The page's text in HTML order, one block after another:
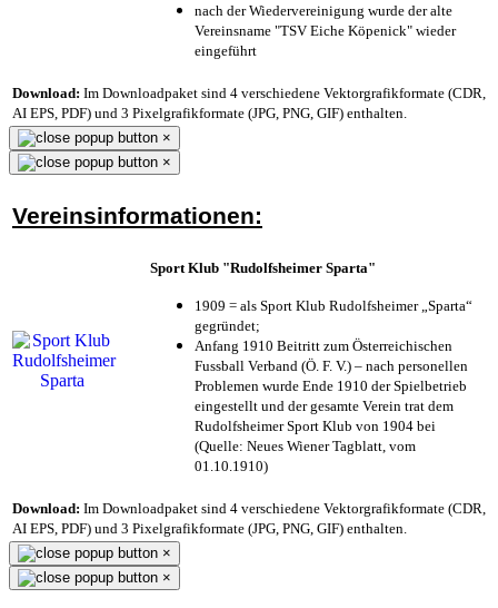
nach der Wiedervereinigung wurde der alte
Vereinsname "TSV Eiche Köpenick" wieder
eingeführt
Download: Im Downloadpaket sind 4 verschiedene Vektorgrafikformate (CDR,
AI EPS, PDF) und 3 Pixelgrafikformate (JPG, PNG, GIF) enthalten.
×
×
Vereinsinformationen:
Sport Klub "Rudolfsheimer Sparta"
1909 = als Sport Klub Rudolfsheimer „Sparta“
gegründet;
Anfang 1910 Beitritt zum Österreichischen
Fussball Verband (Ö. F. V.) – nach personellen
Problemen wurde Ende 1910 der Spielbetrieb
eingestellt und der gesamte Verein trat dem
Rudolfsheimer Sport Klub von 1904 bei
(Quelle: Neues Wiener Tagblatt, vom
01.10.1910)
Download: Im Downloadpaket sind 4 verschiedene Vektorgrafikformate (CDR,
AI EPS, PDF) und 3 Pixelgrafikformate (JPG, PNG, GIF) enthalten.
×
×